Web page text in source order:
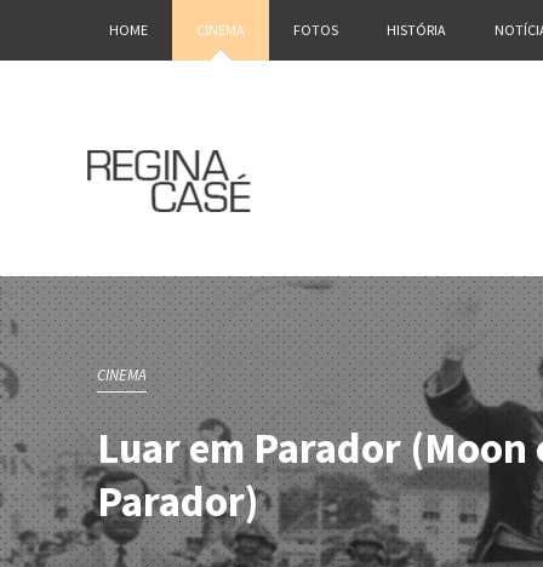
HOME CINEMA FOTOS HISTÓRIA
CINEMA
Luar em Parador (Moon
Parador)